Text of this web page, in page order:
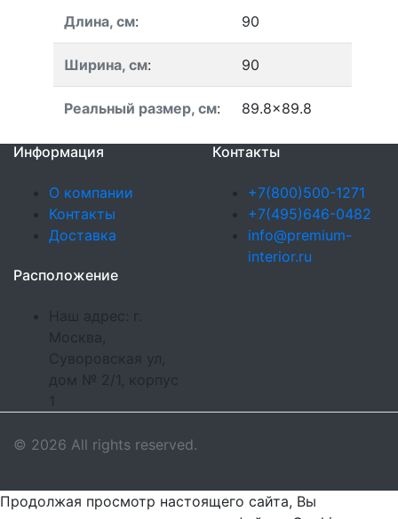
Длина, см: 90
Ширина, см: 90
Реальный размер, см: 89.8x89.8
Информация
О компании
Контакты
Доставка
Контакты
+7(800)500-1271
+7(495)646-0482
info@premium-
interior.ru
Расположение
Наш адрес: г.
Москва,
Суворовская ул,
дом № 2/1, корпус
© 2026 All rights reserved.
Продолжая просмотр настоящего сайта, Вы